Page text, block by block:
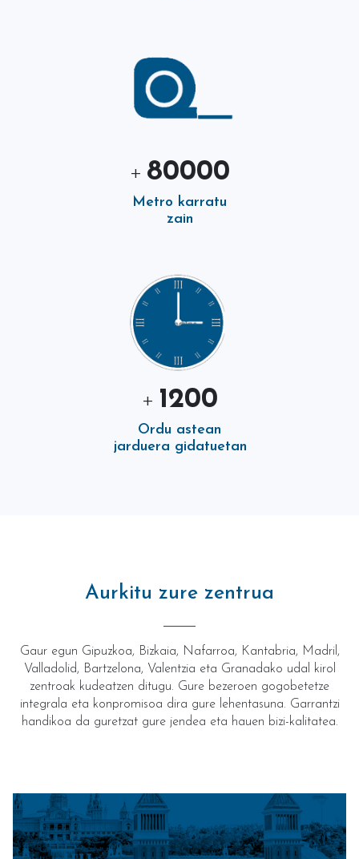
+ 80000
Metro karratu
zain
+ 1200
Ordu astean
jarduera gidatuetan
Aurkitu zure zentrua
Gaur egun Gipuzkoa, Bizkaia, Nafarroa, Kantabria, Madril,
Valladolid, Bartzelona, Valentzia eta Granadako udal kirol
zentroak kudeatzen ditugu. Gure bezeroen gogobetetze
integrala eta konpromisoa dira gure lehentasuna. Garrantzi
handikoa da guretzat gure jendea eta hauen bizi-kalitatea.